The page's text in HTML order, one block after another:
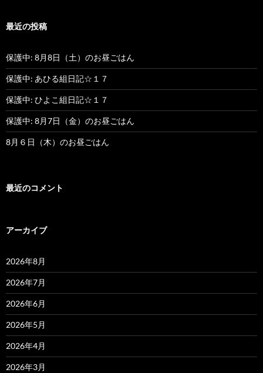
ン
最近の投稿
保護中: 8月8日（土）のお昼ごはん
保護中: あひる組日記☆１７
保護中: ひよこ組日記☆１７
保護中: 8月7日（金）のお昼ごはん
8月６日（木）のお昼ごはん
最近のコメント
アーカイブ
2026年8月
2026年7月
2026年6月
2026年5月
2026年4月
2026年3月